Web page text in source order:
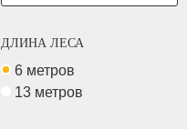
ДЛИНА ЛЕСА
6 метров
13 метров